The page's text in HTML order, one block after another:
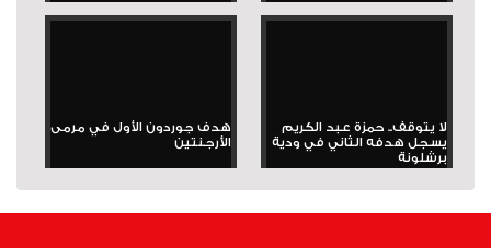
لا يتوقف.. حمزة عبد الكريم
يسجل هدفه الثاني في ودية
برشلونة
هدف جوردون الأول في مرمى
الأرجنتين